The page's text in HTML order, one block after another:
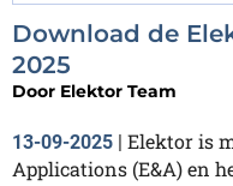
Download de
2025
Door Elektor Team
13-09-2025 | Elektor is
Applications (E&A) en